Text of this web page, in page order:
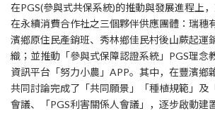
在PGS(參與式共保系統)的推動與發展進程上
在永續消費合作社之三個夥伴供應團體：瑞穗
濱鄉原住民產銷班、秀林鄉佳民村後山蕨起運
織；並推動「參與式保障認證系統」PGS理念
資訊平台「努力小農」APP。其中，在豐濱鄉
共同討論完成了「共同願景」「種植規範」及
會議、「PGS利害關係人會議」，逐步啟動建